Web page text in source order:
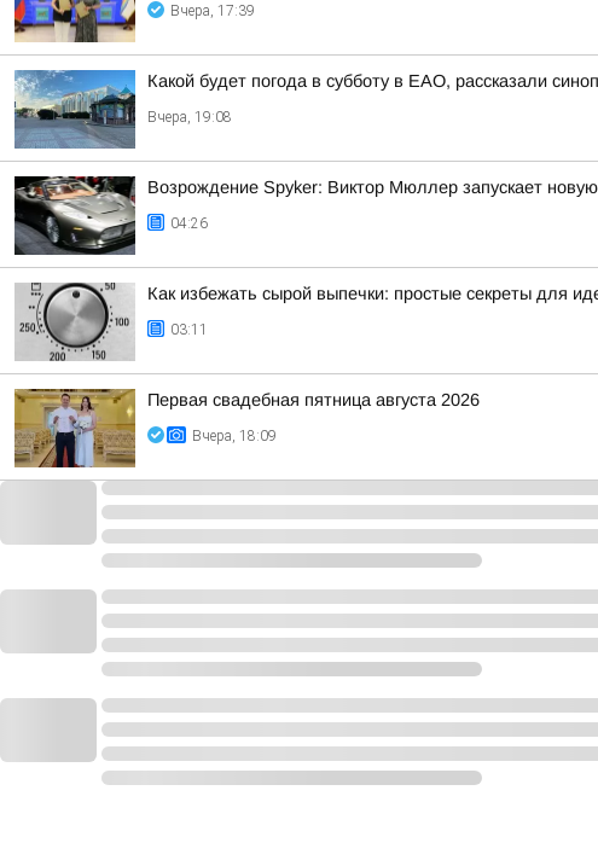
Вчера, 17:39
Какой будет погода в субботу в ЕАО, рассказали
Вчера, 19:08
Возрождение Spyker: Виктор Мюллер запускает новую
04:26
Как избежать сырой выпечки: простые секреты для
03:11
Первая свадебная пятница августа 2026
Вчера, 18:09